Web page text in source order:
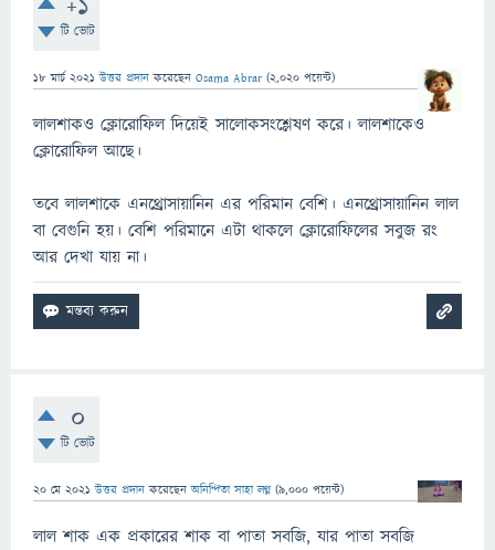
টি ভোট
18 মার্চ 2021 উত্তর প্রদান করেছেন Osama Abrar (2,020 পয়েন্ট)
লালশাকও ক্লোরোফিল দিয়েই সালোকসংশ্লেষণ করে। লালশাকেও
ক্লোরোফিল আছে।
তবে লালশাকে এনথ্রোসায়ানিন এর পরিমান বেশি। এনথ্রোসায়ানিন লাল
বা বেগুনি হয়। বেশি পরিমানে এটা থাকলে ক্লোরোফিলের সবুজ রং
আর দেখা যায় না।
0
টি ভোট
20 মে 2021 উত্তর প্রদান করেছেনঅনিন্দিতা সাহা লগ্ন (9,000 পয়েন্ট)
লাল শাক এক প্রকারের শাক বা পাতা সবজি, যার পাতা সবজি